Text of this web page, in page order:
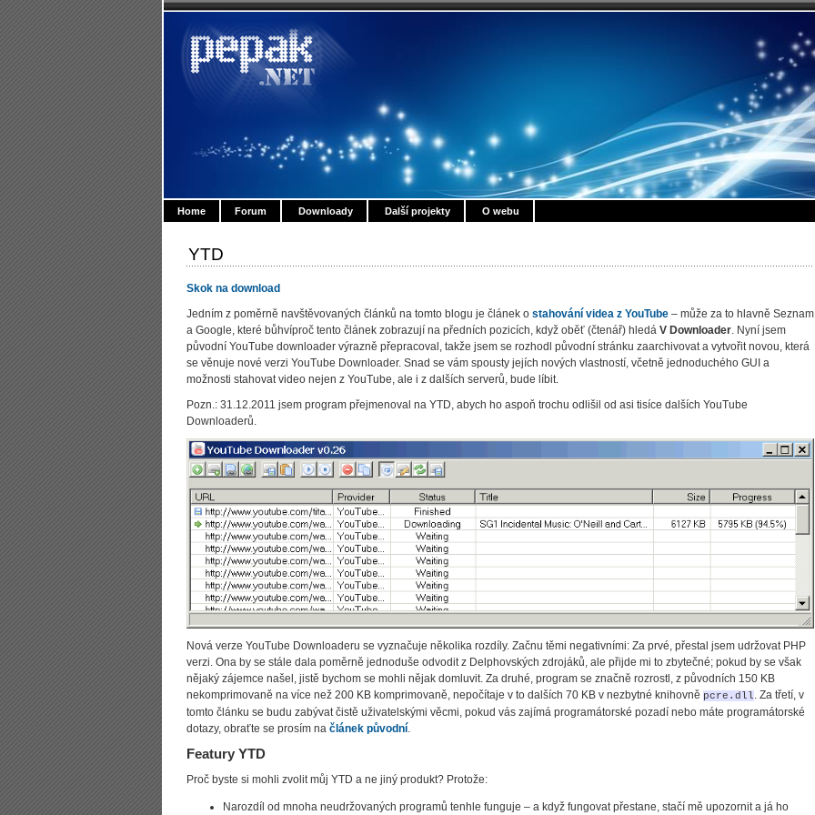
Home Forum Downloady Další projekty O webu
YTD
Skok na download
Jedním z poměrně navštěvovaných článků na tomto blogu je článek o stahování videa z YouTube– může za to hlavně Seznam
a Google, které bůhvíproč tento článek zobrazují na předních pozicích, když oběť (čtenář) hledá V Downloader. Nyní jsem
původní YouTube downloader výrazně přepracoval, takže jsem se rozhodl původní stránku zaarchivovat a vytvořit novou, která
se věnuje nové verzi YouTube Downloader. Snad se vám spousty jejích nových vlastností, včetně jednoduchého GUI a
možnosti stahovat video nejen z YouTube, ale i z dalších serverů, bude líbit.
Pozn.: 31.12.2011 jsem program přejmenoval na YTD, abych ho aspoň trochu odlišil od asi tisíce dalších YouTube
Downloaderů.
Nová verze YouTube Downloaderu se vyznačuje několika rozdíly. Začnu těmi negativními: Za prvé, přestal jsem udržovat PHP
verzi. Ona by se stále dala poměrně jednoduše odvodit z Delphovských zdrojáků, ale přijde mi to zbytečné; pokud by se však
nějaký zájemce našel, jistě bychom se mohli nějak domluvit. Za druhé, program se značně rozrostl, z původních 150 KB
nekomprimovaně na více než 200 KB komprimovaně, nepočítaje v to dalších 70 KB v nezbytné knihovně pcre.dll. Za třetí, v
tomto článku se budu zabývat čistě uživatelskými věcmi, pokud vás zajímá programátorské pozadí nebo máte programátorské
dotazy, obraťte se prosím na článek původní.
Featury YTD
Proč byste si mohli zvolit můj YTD a ne jiný produkt? Protože:
Narozdíl od mnoha neudržovaných programů tenhle funguje – a když fungovat přestane, stačí mě upozornit a já ho